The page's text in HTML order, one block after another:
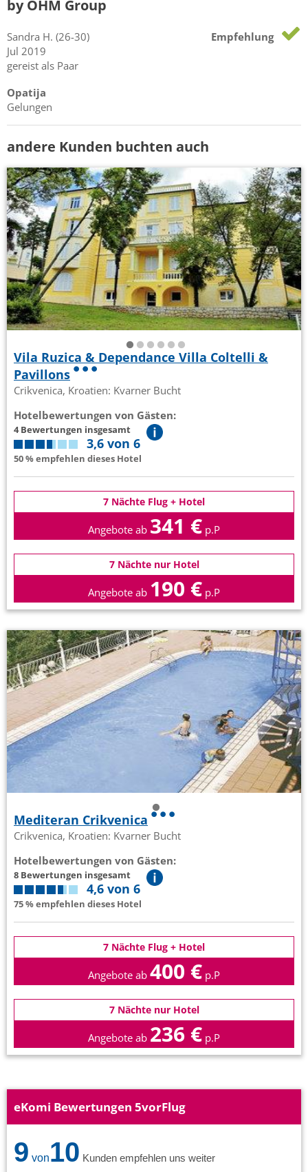
by OHM Group
Sandra H. (26-30)
Jul 2019
gereist als Paar
Empfehlung
Opatija
Gelungen
andere Kunden buchten auch
Vila Ruzica & Dependance Villa Coltelli &
Pavillons
Crikvenica, Kroatien: Kvarner Bucht
Hotelbewertungen von Gästen:
4 Bewertungen insgesamt
3,6 von 6
50 % empfehlen dieses Hotel
7 Nächte Flug + Hotel
Angebote ab 341 € p.P
7 Nächte nur Hotel
Angebote ab 190 € p.P
Mediteran Crikvenica
Crikvenica, Kroatien: Kvarner Bucht
Hotelbewertungen von Gästen:
8 Bewertungen insgesamt
4,6 von 6
75 % empfehlen dieses Hotel
7 Nächte Flug + Hotel
Angebote ab 400 € p.P
7 Nächte nur Hotel
Angebote ab 236 € p.P
eKomi Bewertungen 5vorFlug
9 von10 Kunden empfehlen uns weiter